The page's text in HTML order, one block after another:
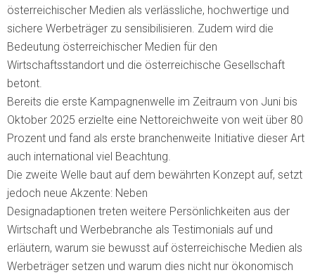
österreichischer Medien als verlässliche, hochwertige und
sichere Werbeträger zu sensibilisieren. Zudem wird die
Bedeutung österreichischer Medien für den
Wirtschaftsstandort und die österreichische Gesellschaft
betont.
Bereits die erste Kampagnenwelle im Zeitraum von Juni bis
Oktober 2025 erzielte eine Nettoreichweite von weit über 80
Prozent und fand als erste branchenweite Initiative dieser Art
auch international viel Beachtung.
Die zweite Welle baut auf dem bewährten Konzept auf, setzt
jedoch neue Akzente: Neben
Designadaptionen treten weitere Persönlichkeiten aus der
Wirtschaft und Werbebranche als Testimonials auf und
erläutern, warum sie bewusst auf österreichische Medien als
Werbeträger setzen und warum dies nicht nur ökonomisch